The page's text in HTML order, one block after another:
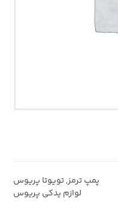
پمپ ترمز,تویوتا پریوس
لوازم یدکی پریوس